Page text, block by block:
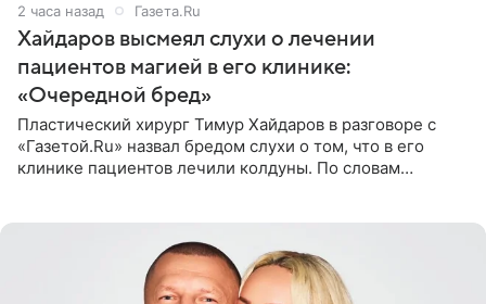
2 часа назад Газета.Ru
Хайдаров высмеял слухи о лечении
пациентов магией в его клинике:
«Очередной бред»
Пластический хирург Тимур Хайдаров в разговоре с
«Газетой.Ru» назвал бредом слухи о том, что в его
клинике пациентов лечили колдуны. По словам